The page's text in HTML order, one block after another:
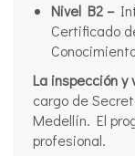
Nivel B2 –
Certificado
La inspección y
cargo de
Medellín. El
profesional.